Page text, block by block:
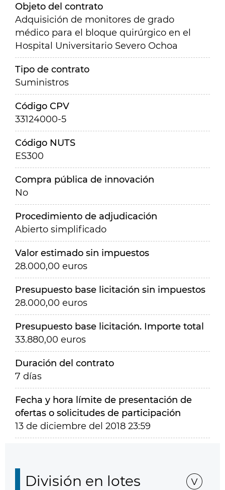
Objeto del contrato
Adquisición de monitores de grado
médico para el bloque quirúrgico en el
Hospital Universitario Severo Ochoa
Tipo de contrato
Suministros
Código CPV
33124000-5
Código NUTS
ES300
Compra pública de innovación
No
Procedimiento de adjudicación
Abierto simplificado
Valor estimado sin impuestos
28.000,00 euros
Presupuesto base licitación sin impuestos
28.000,00 euros
Presupuesto base licitación. Importe total
33.880,00 euros
Duración del contrato
7 días
Fecha y hora límite de presentación de
ofertas o solicitudes de participación
13 de diciembre del 2018 23:59
División en lotes